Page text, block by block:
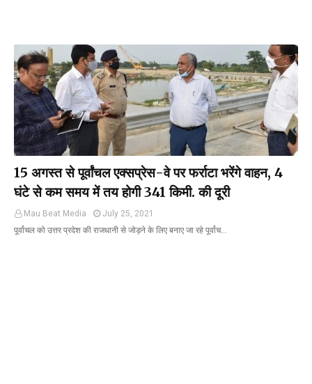
15 अगस्त से पूर्वांचल एक्सप्रेस-वे पर फर्राटा भरेंगे वाहन, 4
घंटे से कम समय में तय होगी 341 किमी. की दूरी
Mau Beat Media
July 25, 2021
पूर्वांचल को उत्तर प्रदेश की राजधानी से जोड़ने के लिए बनाए जा रहे पूर्वांच…